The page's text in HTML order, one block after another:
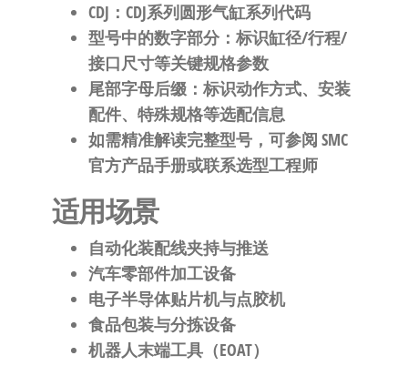
CDJ ：CDJ系列圆形气缸系列代码
型号中的数字部分：标识缸径/行程/
接口尺寸等关键规格参数
尾部字母后缀：标识动作方式、安装
配件、特殊规格等选配信息
如需精准解读完整型号，可参阅 SMC
官方产品手册或联系选型工程师
适用场景
自动化装配线夹持与推送
汽车零部件加工设备
电子半导体贴片机与点胶机
食品包装与分拣设备
机器人末端工具（EOAT）